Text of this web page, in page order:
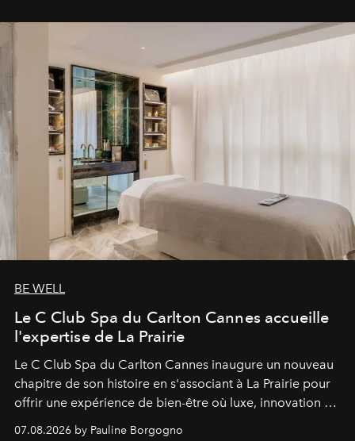
BE WELL
Le C Club Spa du Carlton Cannes accueille
l'expertise de La Prairie
Le C Club Spa du Carlton Cannes inaugure un nouveau
chapitre de son histoire en s'associant à La Prairie pour
offrir une expérience de bien-être où luxe, innovation et
expertise se rencontrent.
07.08.2026 by Pauline Borgogno